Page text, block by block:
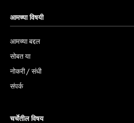
आमच्या विषयी
आमच्या बद्दल
सोबत या
नोकरी / संधी
संपर्क
चर्चेतील विषय